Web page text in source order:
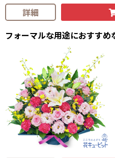
詳細
フォーマルな用途におすすめ